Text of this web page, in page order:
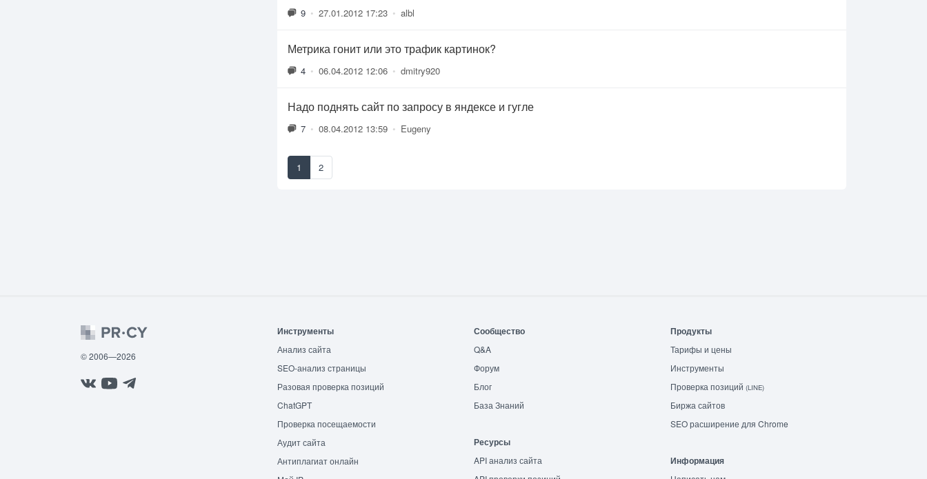
9 • 27.01.2012 17:23 • albl
Метрика гонит или это трафик картинок?
4 • 06.04.2012 12:06 • dmitry920
Надо поднять сайт по запросу в яндексе и гугле
7 • 08.04.2012 13:59 • Eugeny
1 2
© 2006—2026
Инструменты
Анализ сайта
SEO-анализ страницы
Разовая проверка позиций
ChatGPT
Проверка посещаемости
Аудит сайта
Антиплагиат онлайн
Сообщество
Q&A
Форум
Блог
База Знаний
Ресурсы
API анализ сайта
Продукты
Тарифы и цены
Инструменты
Проверка позиций (LINE)
Биржа сайтов
SEO расширение для Chrome
Информация